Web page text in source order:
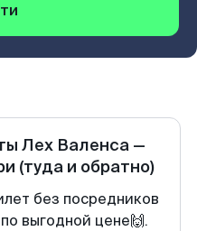
Лех Валенса —
(туда и обратно)
без посредников
выгодной цене🙌.